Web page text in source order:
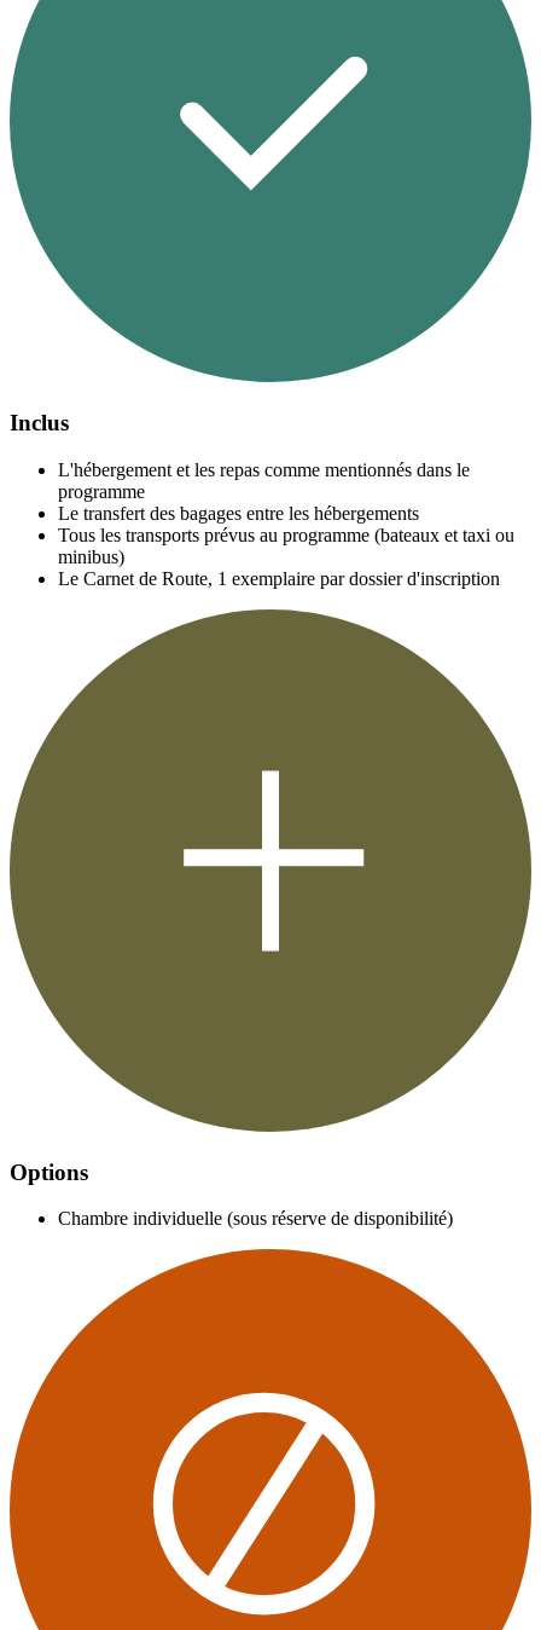
Inclus
L'hébergement et les repas comme mentionnés dans le
programme
Le transfert des bagages entre les hébergements
Tous les transports prévus au programme (bateaux et taxi ou
minibus)
Le Carnet de Route, 1 exemplaire par dossier d'inscription
Options
Chambre individuelle (sous réserve de disponibilité)